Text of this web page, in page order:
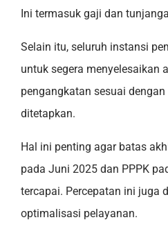
Ini termasuk gaji dan
Selain itu, seluruh instansi
untuk segera menyelesaikan
pengangkatan sesuai
ditetapkan.
Hal ini penting agar batas
pada Juni 2025 dan PPPK
tercapai. Percepatan ini juga
optimalisasi pelayanan.